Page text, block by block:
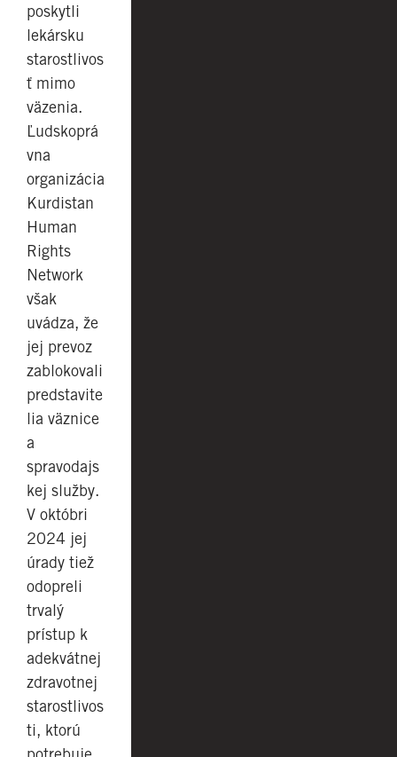
poskytli
lekársku
starostlivos
ť mimo
väzenia.
Ľudskoprá
vna
organizácia
Kurdistan
Human
Rights
Network
však
uvádza, že
jej prevoz
zablokovali
predstavite
lia väznice
a
spravodajs
kej služby.
V októbri
2024 jej
úrady tiež
odopreli
trvalý
prístup k
adekvátnej
zdravotnej
starostlivos
ti, ktorú